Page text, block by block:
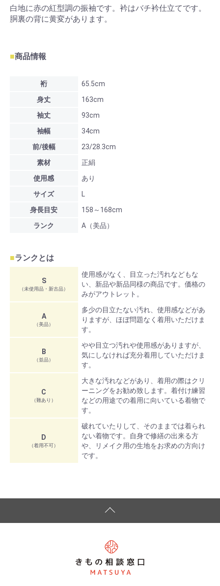
白地に赤の紅型調の振袖です。衿はバチ衿仕立てです。
胴裏の背に黄変があります。
■商品情報
裄
65.5cm
身丈
163cm
袖丈
93cm
袖幅
34cm
前/後幅
23/28.3cm
素材
正絹
使用感
あり
サイズ
L
身長目安
158～168cm
ランク
A（美品）
■ランクとは
S
（未使用品・新古品）
使用感がなく、目立った汚れなどもな
い、新品や新品同様の商品です。価格の
みがアウトレット。
A
（美品）
多少の目立たない汚れ、使用感などがあ
りますが、ほぼ問題なく着用いただけま
す。
B
（並品）
やや目立つ汚れや使用感がありますが、
気にしなければ充分着用していただけま
す。
C
（難あり）
大きな汚れなどがあり、着用の際はクリ
ーニングをお勧め致します。着付け練習
などの用途での着用に向いている着物で
す。
D
（着用不可）
破れていたりして、そのままでは着られ
ない着物です。自身で修繕の出来る方
や、リメイク用の生地をお求めの方向け
です。